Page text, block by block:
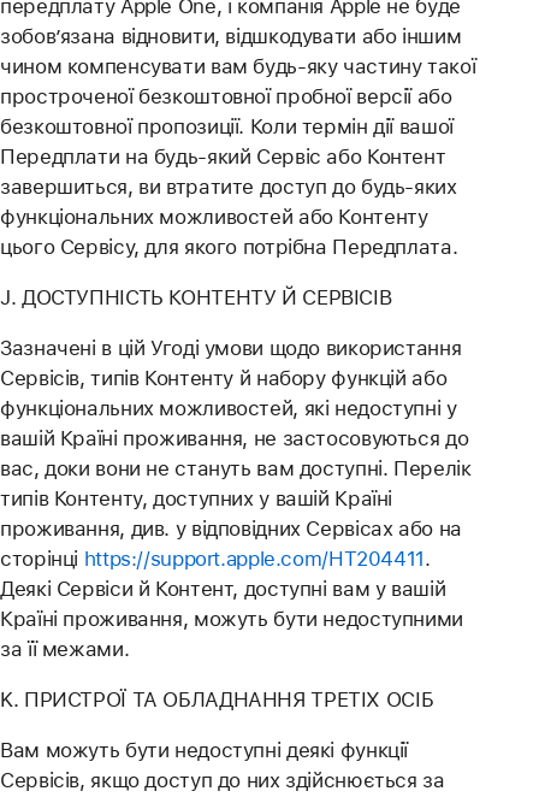
передплату Apple One, і компанія Apple не буде
зобов’язана відновити, відшкодувати або іншим
чином компенсувати вам будь-яку частину такої
простроченої безкоштовної пробної версії або
безкоштовної пропозиції. Коли термін дії вашої
Передплати на будь-який Сервіс або Контент
завершиться, ви втратите доступ до будь-яких
функціональних можливостей або Контенту
цього Сервісу, для якого потрібна Передплата.
J. ДОСТУПНІСТЬ КОНТЕНТУ Й СЕРВІСІВ
Зазначені в цій Угоді умови щодо використання
Сервісів, типів Контенту й набору функцій або
функціональних можливостей, які недоступні у
вашій Країні проживання, не застосовуються до
вас, доки вони не стануть вам доступні. Перелік
типів Контенту, доступних у вашій Країні
проживання, див. у відповідних Сервісах або на
сторінці https://support.apple.com/HT204411.
Деякі Сервіси й Контент, доступні вам у вашій
Країні проживання, можуть бути недоступними
за її межами.
K. ПРИСТРОЇ ТА ОБЛАДНАННЯ ТРЕТІХ ОСІБ
Вам можуть бути недоступні деякі функції
Сервісів, якщо доступ до них здійснюється за